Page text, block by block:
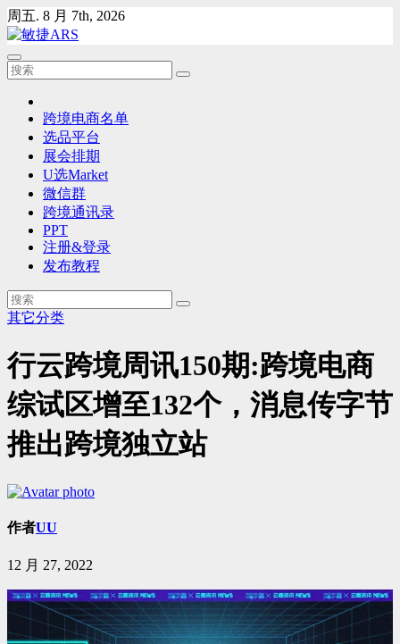
Skip
to
content
周五. 8 月 7th, 2026
跨境电商名单
选品平台
展会排期
U选Market
微信群
跨境通讯录
PPT
注册&登录
发布教程
其它分类
行云跨境周讯150期:跨境电商
综试区增至132个，消息传字节
推出跨境独立站
作者UU
12 月 27, 2022